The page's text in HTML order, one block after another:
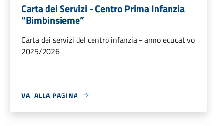
Carta dei Servizi - Centro Prima Infanzia
“Bimbinsieme”
Carta dei servizi del centro infanzia - anno educativo
2025/2026
VAI ALLA PAGINA